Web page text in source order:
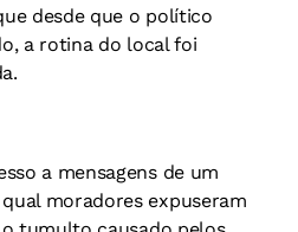
desde que o político
a rotina do local foi
a mensagens de um
moradores expuseram